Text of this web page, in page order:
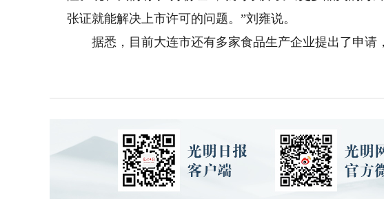
张证就能解决上市许可的问题。”刘雍说。
据悉，目前大连市还有多家食品生产企业提出了申请